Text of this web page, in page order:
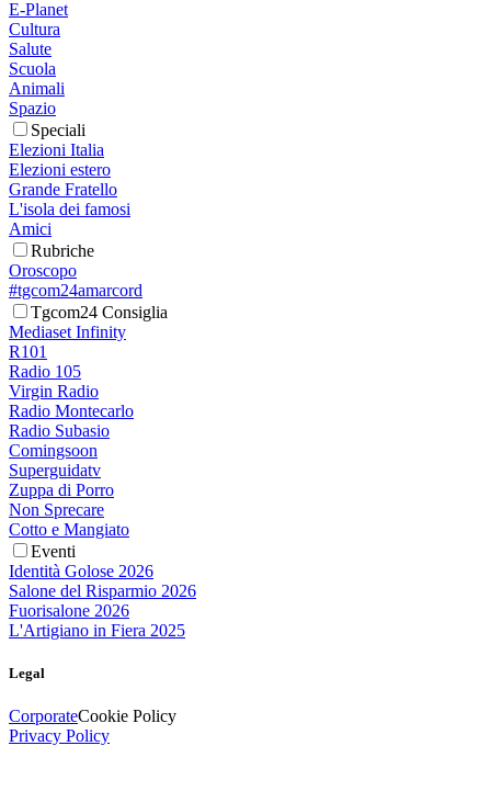
E-Planet
Cultura
Salute
Scuola
Animali
Spazio
Speciali
Elezioni Italia
Elezioni estero
Grande Fratello
L'isola dei famosi
Amici
Rubriche
Oroscopo
#tgcom24amarcord
Tgcom24 Consiglia
Mediaset Infinity
R101
Radio 105
Virgin Radio
Radio Montecarlo
Radio Subasio
Comingsoon
Superguidatv
Zuppa di Porro
Non Sprecare
Cotto e Mangiato
Eventi
Identità Golose 2026
Salone del Risparmio 2026
Fuorisalone 2026
L'Artigiano in Fiera 2025
Legal
CorporateCookie Policy
Privacy Policy